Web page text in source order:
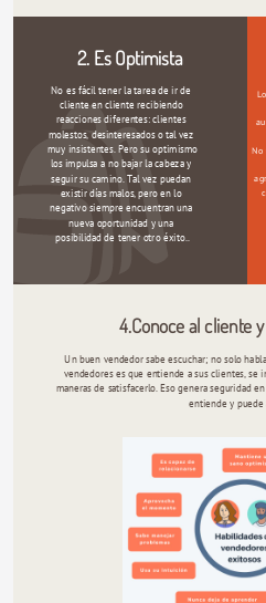
No
2. Es Optimista
No es fácil tener la tarea de ir de
cliente en cliente recibiendo
reacciones diferentes: clientes
molestos, desinteresados o tal vez
muy insistentes. Pero su optimismo
los impulsa a no bajar la cabeza y
seguir su camino. Tal vez puedan
existir días malos, pero en lo
negativo siempre encuentran una
nueva oportunidad y una
posibilidad de tener otro éxito..
4.Conoce al cliente
Un buen vendedor sabe escuchar; no solo
vendedores es que entiende a sus clientes, se
maneras de satisfacerlo. Eso genera seguridad
entiende y puede